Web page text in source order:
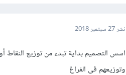
نشر27 سبتمبر 2018
اسس التصميم بداية تبدء من توزيع النقاط
وتوزيعهم فى الفراغ